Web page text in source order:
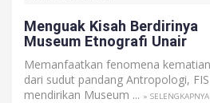
Menguak Kisah Berdirinya
Museum Etnografi Unair
Memanfaatkan fenomena kematian
dari sudut pandang Antropologi,
mendirikan Museum ... » SELENGKAPNYA